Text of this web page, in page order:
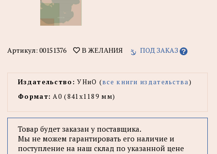
Артикул: 00151376 В ЖЕЛАНИЯ ПОД ЗАКАЗ
Издательство: УНиО (все книги издательства)
Формат: А0 (841x1189 мм)
Товар будет заказан у поставщика.
Мы не можем гарантировать его наличие и
поступление на наш склад по указанной цене